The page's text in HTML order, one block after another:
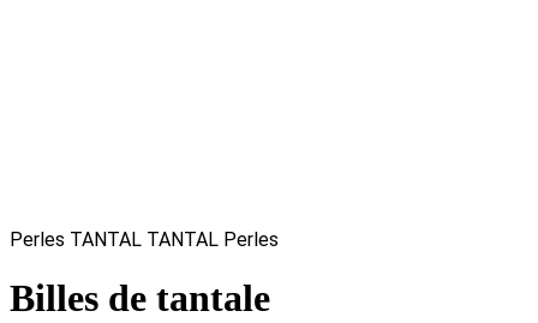
Perles TANTAL TANTAL Perles
Billes de tantale